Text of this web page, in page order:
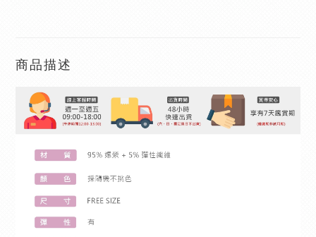
商品描述